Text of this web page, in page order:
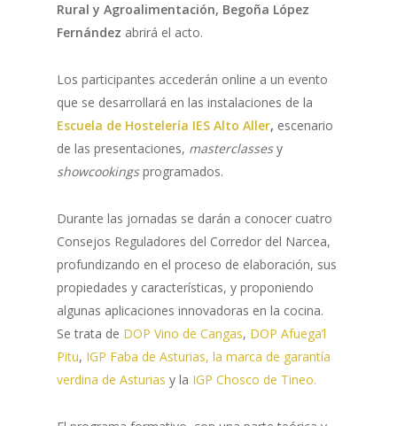
Rural y Agroalimentación, Begoña López
Fernández abrirá el acto.
Los participantes accederán online a un evento
que se desarrollará en las instalaciones de la
Escuela de Hostelería IES Alto Aller, escenario
de las presentaciones, masterclassesy
showcookingsprogramados.
Durante las jornadas se darán a conocer cuatro
Consejos Reguladores del Corredor del Narcea,
profundizando en el proceso de elaboración, sus
propiedades y características, y proponiendo
algunas aplicaciones innovadoras en la cocina.
Se trata de DOP Vino de Cangas, DOP Afuega’l
Pitu, IGP Faba de Asturias, la marca de garantía
verdina de Asturias y la IGP Chosco de Tineo.